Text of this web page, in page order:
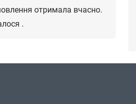
отримала вчасно.
.